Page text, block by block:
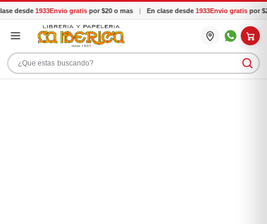
desde1933Envio gratispor $20 o mas En clase desde1933Envio gratispor
Buscar productos